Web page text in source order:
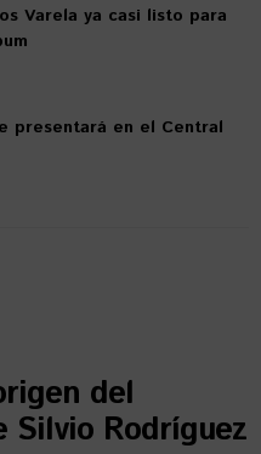
Varela ya casi listo para
presentará en el Central
del
Silvio Rodríguez